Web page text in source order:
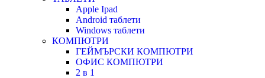
Apple Ipad
Android таблети
Windows таблети
КОМПЮТРИ
ГЕЙМЪРСКИ КОМПЮТРИ
ОФИС КОМПЮТРИ
2 в 1